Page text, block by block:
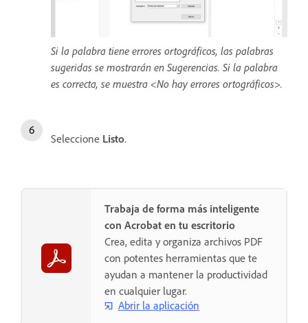
Si la palabra tiene errores ortográficos, las palabras
sugeridas se mostrarán en Sugerencias. Si la palabra
es correcta, se muestra <No hay errores ortográficos>.
Seleccione Listo.
Trabaja de forma más inteligente
con Acrobat en tu escritorio
Crea, edita y organiza archivos PDF
con potentes herramientas que te
ayudan a mantener la productividad
en cualquier lugar.
Abrir la aplicación